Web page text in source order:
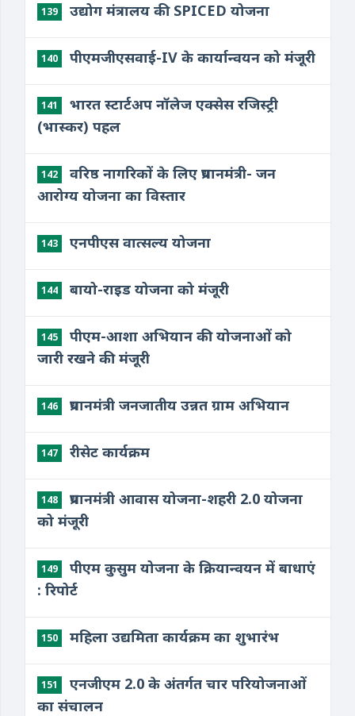
139 उद्योग मंत्रालय की SPICED योजना
140 पीएमजीएसवाई-IV के कार्यान्वयन को मंजूरी
141
भारत स्टार्टअप नॉलेज एक्सेस रजिस्ट्री
(भास्कर) पहल
142
वरिष्ठ नागरिकों के लिए प्रधानमंत्री- जन
आरोग्य योजना का विस्तार
143 एनपीएस वात्सल्य योजना
144 बायो-राइड योजना को मंजूरी
145
पीएम-आशा अभियान की योजनाओं को
जारी रखने की मंजूरी
146 प्रधानमंत्री जनजातीय उन्नत ग्राम अभियान
147 ​रीसेट कार्यक्रम
148
​प्रधानमंत्री आवास योजना-शहरी 2.0 योजना
को मंजूरी
149
​पीएम कुसुम योजना के क्रियान्वयन में बाधाएं
: रिपोर्ट
150 ​महिला उद्यमिता कार्यक्रम का शुभारंभ
151
​एनजीएम 2.0 के अंतर्गत चार परियोजनाओं
का संचालन